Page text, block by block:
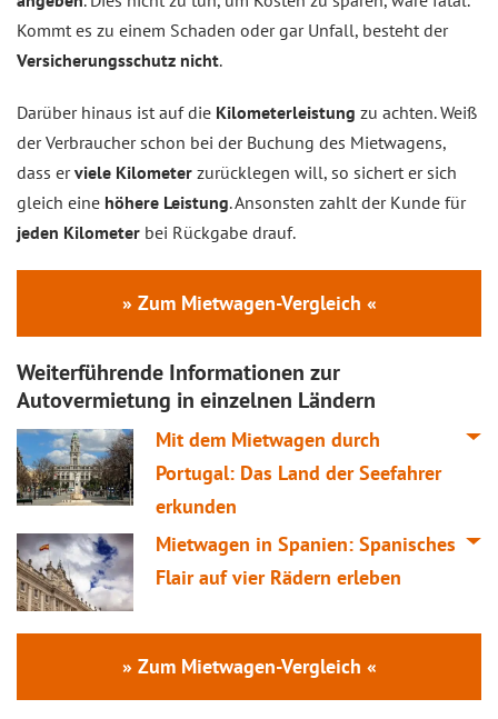
Kommt es zu einem Schaden oder gar Unfall, besteht der
Versicherungsschutz nicht.
Darüber hinaus ist auf die Kilometerleistung zu achten. Weiß
der Verbraucher schon bei der Buchung des Mietwagens,
dass erviele Kilometer zurücklegen will, so sichert er sich
gleich eine höhere Leistung. Ansonsten zahlt der Kunde für
jeden Kilometer bei Rückgabe drauf.
» Zum Mietwagen-Vergleich «
Weiterführende Informationen zur
Autovermietung in einzelnen Ländern
Mit dem Mietwagen durch
Portugal: Das Land der Seefahrer
erkunden
Mietwagen in Spanien: Spanisches
Flair auf vier Rädern erleben
» Zum Mietwagen-Vergleich «